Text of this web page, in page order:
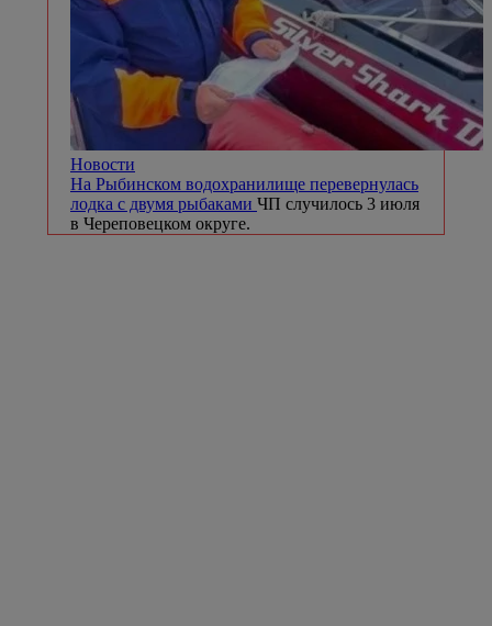
Новости
На Рыбинском водохранилище перевернулась
лодка с двумя рыбаками ЧП случилось 3 июля
в Череповецком округе.